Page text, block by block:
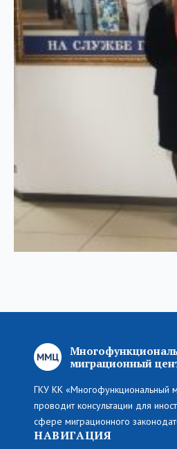
миграционный
ГКУ КК «Многофункциональный
проводит консультации для
сфере миграционного
НАВИГАЦИЯ